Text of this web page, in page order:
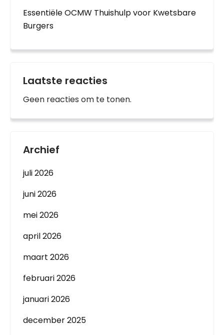
Essentiële OCMW Thuishulp voor Kwetsbare
Burgers
Laatste reacties
Geen reacties om te tonen.
Archief
juli 2026
juni 2026
mei 2026
april 2026
maart 2026
februari 2026
januari 2026
december 2025